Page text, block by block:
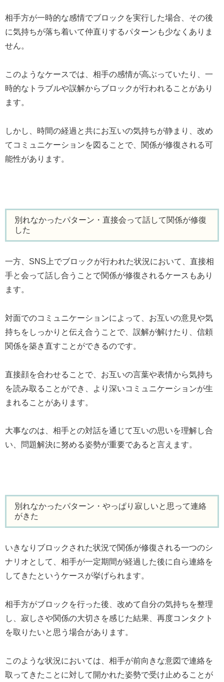
相手方が一時的な感情でブロックを実行した場合、その後
に気持ちが落ち着いて仲直りするパターンも少なくありま
せん。
このようなケースでは、相手の感情が高ぶっていたり、一
時的なトラブルや誤解からブロックが行われることがあり
ます。
しかし、時間の経過と共にお互いの気持ちが静まり、改め
てコミュニケーションを図ることで、関係が修復される可
能性があります。
別れなかったパターン・直接会って話して関係が修復
した
一方、SNS上でブロックが行われた状況において、直接相
手と会って話し合うことで関係が修復されるケースもあり
ます。
対面でのコミュニケーションによって、お互いの意見や気
持ちをしっかりと伝え合うことで、誤解が解けたり、信頼
関係を築き直すことができるのです。
直接顔を合わせることで、お互いの言葉や表情から気持ち
を読み取ることができ、より深いコミュニケーションが生
まれることがあります。
大事なのは、相手との対話を通じて互いの思いを理解し合
い、問題解決に努める姿勢が重要であると言えます。
別れなかったパターン・やっぱり寂しいと思って連絡
がきた
いきなりブロックされた状況で関係が修復される一つのシ
ナリオとして、相手が一定期間が経過した後に自ら連絡を
してきたというケースが挙げられます。
相手方がブロックを行った後、改めて自分の気持ちを整理
し、寂しさや関係の大切さを感じた結果、再度コンタクト
を取りたいと思う場合があります。
このような状況においては、相手が前向きな意図で連絡を
取ってきたことに対して開かれた姿勢で受け止めることが